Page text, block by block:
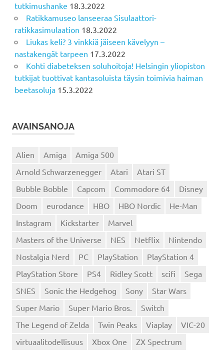
tutkimushanke 18.3.2022
Ratikkamuseo lanseeraa Sisulaattori-
ratikkasimulaation 18.3.2022
Liukas keli? 3 vinkkiä jäiseen kävelyyn –
nastakengät tarpeen 17.3.2022
Kohti diabeteksen soluhoitoja! Helsingin yliopiston
tutkijat tuottivat kantasoluista täysin toimivia haiman
beetasoluja 15.3.2022
AVAINSANOJA
Alien Amiga
Amiga 500
Arnold Schwarzenegger
Atari
Atari ST
Bubble Bobble
Capcom Commodore 64
Disney
Doom
eurodance HBO HBO Nordic
He-Man
Instagram
Kickstarter
Marvel
Masters of the Universe
NES Netflix
Nintendo
Nostalgia Nerd
PC PlayStation
PlayStation 4
PlayStation Store
PS4 Ridley Scott scifi
Sega
SNES
Sonic the Hedgehog Sony
Star Wars
Super Mario
Super Mario Bros.
Switch
The Legend of Zelda
Twin Peaks Viaplay
VIC-20
virtuaalitodellisuus
Xbox One ZX Spectrum